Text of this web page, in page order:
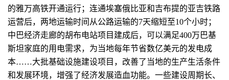
的雅万高铁开通运行；连通埃塞俄比亚和吉布提的亚吉铁路
运营后，两地运输时间从公路运输的7天缩短至10个小时；
中巴经济走廊的胡布电站项目建成后，可以满足400万巴基
斯坦家庭的用电需求，为当地每年节省数亿美元的发电成
本……大批基础设施建设项目，改善了当地的生产生活条件
和发展环境，增强了经济发展造血功能。一些建设周期长、